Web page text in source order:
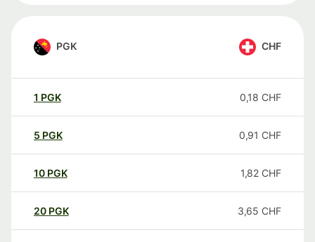
PGK CHF
1 PGK 0,18 CHF
5 PGK 0,91 CHF
10 PGK 1,82 CHF
20 PGK 3,65 CHF